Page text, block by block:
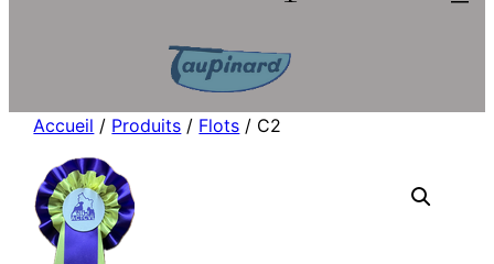
Accueil / Produits / Flots / C2